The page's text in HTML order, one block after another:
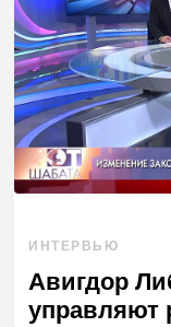
ИНТЕРВЬЮ
Авигдор
управляют